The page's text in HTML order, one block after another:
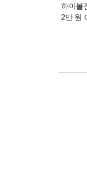
하이볼
2만 원